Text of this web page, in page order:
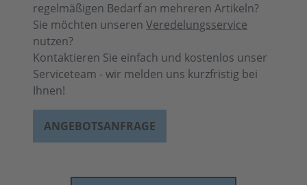
regelmäßigen Bedarf an mehreren Artikeln?
Sie möchten unseren Veredelungsservice
nutzen?
Kontaktieren Sie einfach und kostenlos unser
Serviceteam - wir melden uns kurzfristig bei
Ihnen!
ANGEBOTSANFRAGE